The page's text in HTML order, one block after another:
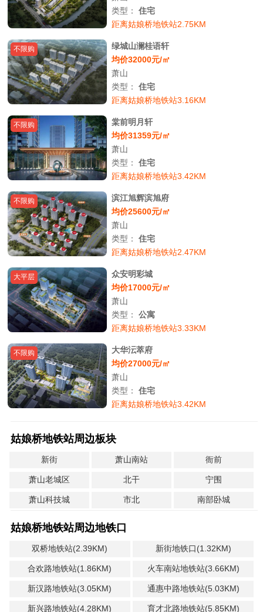
类型：住宅
距离姑娘桥地铁站2.75KM
不限购
绿城山澜桂语轩
均价32000元/㎡
萧山
类型：住宅
距离姑娘桥地铁站3.16KM
不限购
棠前明月轩
均价31359元/㎡
萧山
类型：住宅
距离姑娘桥地铁站3.42KM
不限购
滨江旭辉滨旭府
均价25600元/㎡
萧山
类型：住宅
距离姑娘桥地铁站2.47KM
大平层
众安明彩城
均价17000元/㎡
萧山
类型：公寓
距离姑娘桥地铁站3.33KM
不限购
大华沄萃府
均价27000元/㎡
萧山
类型：住宅
距离姑娘桥地铁站3.42KM
姑娘桥地铁站周边板块
新街 萧山南站 衙前
萧山老城区 北干 宁围
萧山科技城 市北 南部卧城
姑娘桥地铁站周边地铁口
双桥地铁站(2.39KM) 新街地铁口(1.32KM)
合欢路地铁站(1.86KM) 火车南站地铁站(3.66KM)
新汉路地铁站(3.05KM) 通惠中路地铁站(5.03KM)
新兴路地铁站(4.28KM) 育才北路地铁站(5.85KM)